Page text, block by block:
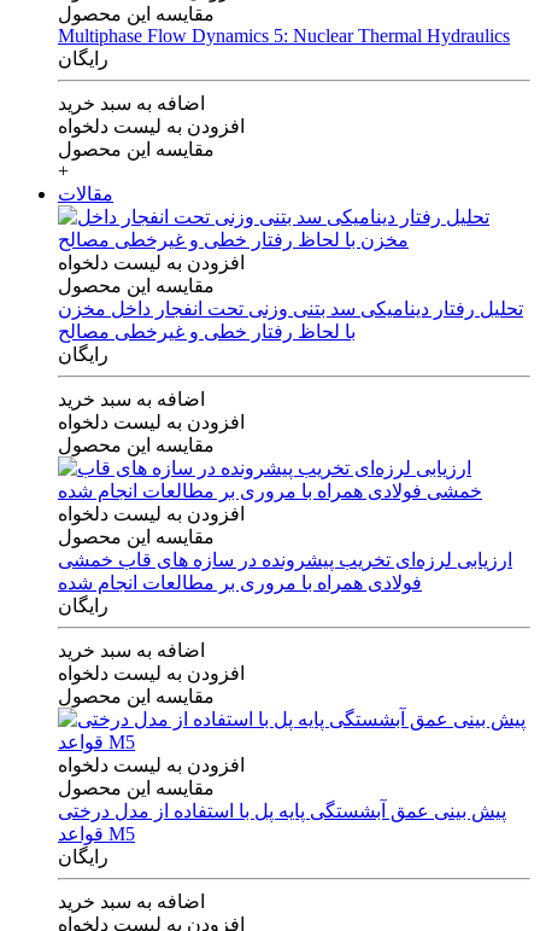
مقایسه این محصول
Multiphase Flow Dynamics 5: Nuclear Thermal Hydraulics
رایگان
اضافه به سبد خرید
افزودن به لیست دلخواه
مقایسه این محصول
+
مقالات
افزودن به لیست دلخواه
مقایسه این محصول
تحلیل رفتار دینامیکی سد بتنی وزنی تحت انفجار داخل مخزن
با لحاظ رفتار خطی و غیرخطی مصالح
رایگان
اضافه به سبد خرید
افزودن به لیست دلخواه
مقایسه این محصول
افزودن به لیست دلخواه
مقایسه این محصول
ارزیابی لرزه‌ای تخریب پیشرونده در سازه های قاب خمشی
فولادی همراه با مروری بر مطالعات انجام شده
رایگان
اضافه به سبد خرید
افزودن به لیست دلخواه
مقایسه این محصول
افزودن به لیست دلخواه
مقایسه این محصول
پیش بینی عمق آبشستگی پایه پل با استفاده از مدل درختی
قواعد M5
رایگان
اضافه به سبد خرید
افزودن به لیست دلخواه